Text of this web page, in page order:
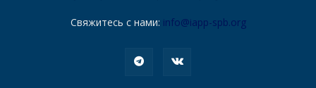
Свяжитесь с нами: info@iapp-spb.org